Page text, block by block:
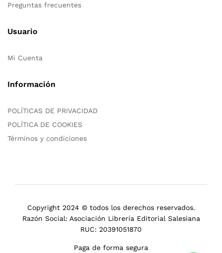
Preguntas frecuentes
Usuario
Mi Cuenta
Información
POLÍTICAS DE PRIVACIDAD
POLÍTICA DE COOKIES
Términos y condiciones
Copyright 2024 © todos los derechos reservados.
Razón Social: Asociación Librería Editorial Salesiana
RUC: 20391051870
Paga de forma segura